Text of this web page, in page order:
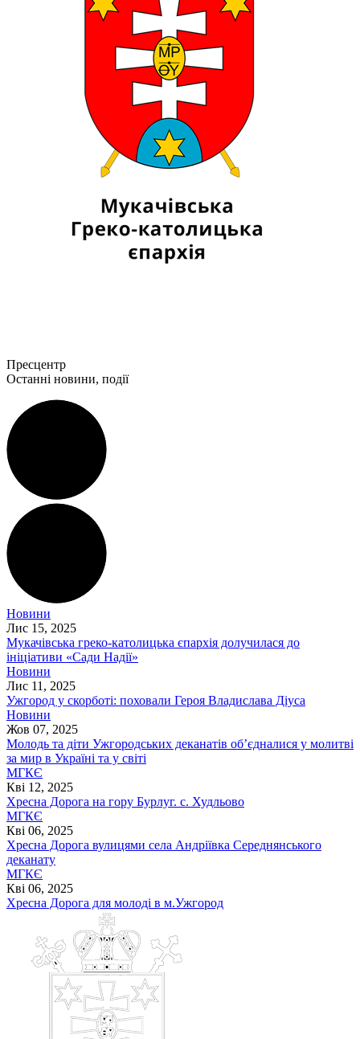
Пресцентр
Останні новини, події
Новини
Лис 15, 2025
Мукачівська греко-католицька єпархія долучилася до
ініціативи «Сади Надії»
Новини
Лис 11, 2025
Ужгород у скорботі: поховали Героя Владислава Діуса
Новини
Жов 07, 2025
Молодь та діти Ужгородських деканатів об’єдналися у молитві
за мир в Україні та у світі
МГКЄ
Кві 12, 2025
Хресна Дорога на гору Бурлуг. с. Худльово
МГКЄ
Кві 06, 2025
Хресна Дорога вулицями села Андріївка Середнянського
деканату
МГКЄ
Кві 06, 2025
Хресна Дорога для молоді в м.Ужгород